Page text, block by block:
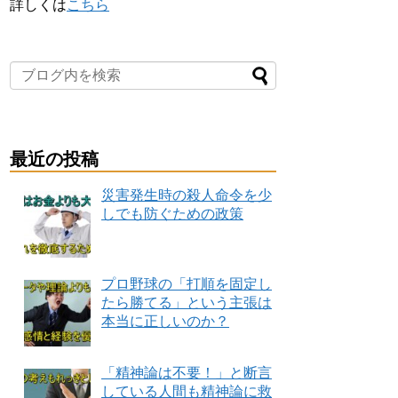
詳しくはこちら
最近の投稿
災害発生時の殺人命令を少
しでも防ぐための政策
プロ野球の「打順を固定し
たら勝てる」という主張は
本当に正しいのか？
「精神論は不要！」と断言
している人間も精神論に救